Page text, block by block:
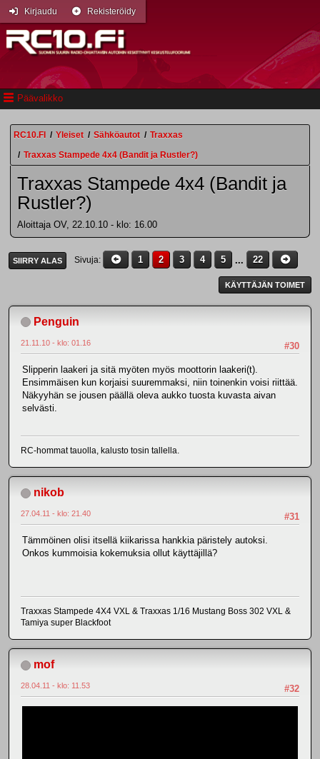
Päävalikko
Kirjaudu Rekisteröidy
RC10.FI / Yleiset / Sähköautot / Traxxas
/ Traxxas Stampede 4x4 (Bandit ja Rustler?)
Traxxas Stampede 4x4 (Bandit ja
Rustler?)
Aloittaja OV, 22.10.10 - klo: 16.00
SIIRRY ALAS Sivuja 1 2 3 4 5 ... 22
KÄYTTÄJÄN TOIMET
Penguin
#30
21.11.10 - klo: 01.16
Slipperin laakeri ja sitä myöten myös moottorin laakeri(t).
Ensimmäisen kun korjaisi suuremmaksi, niin toinenkin voisi riittää.
Näkyyhän se jousen päällä oleva aukko tuosta kuvasta aivan
selvästi.
RC-hommat tauolla, kalusto tosin tallella.
nikob
#31
27.04.11 - klo: 21.40
Tämmöinen olisi itsellä kiikarissa hankkia päristely autoksi.
Onkos kummoisia kokemuksia ollut käyttäjillä?
Traxxas Stampede 4X4 VXL & Traxxas 1/16 Mustang Boss 302 VXL &
Tamiya super Blackfoot
mof
#32
28.04.11 - klo: 11.53